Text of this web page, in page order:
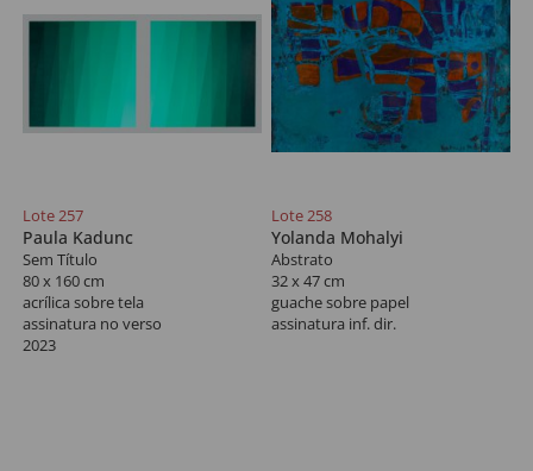
Lote 257
Paula Kadunc
Sem Título
80 x 160 cm
acrílica sobre tela
assinatura no verso
2023
Lote 258
Yolanda Mohalyi
Abstrato
32 x 47 cm
guache sobre papel
assinatura inf. dir.